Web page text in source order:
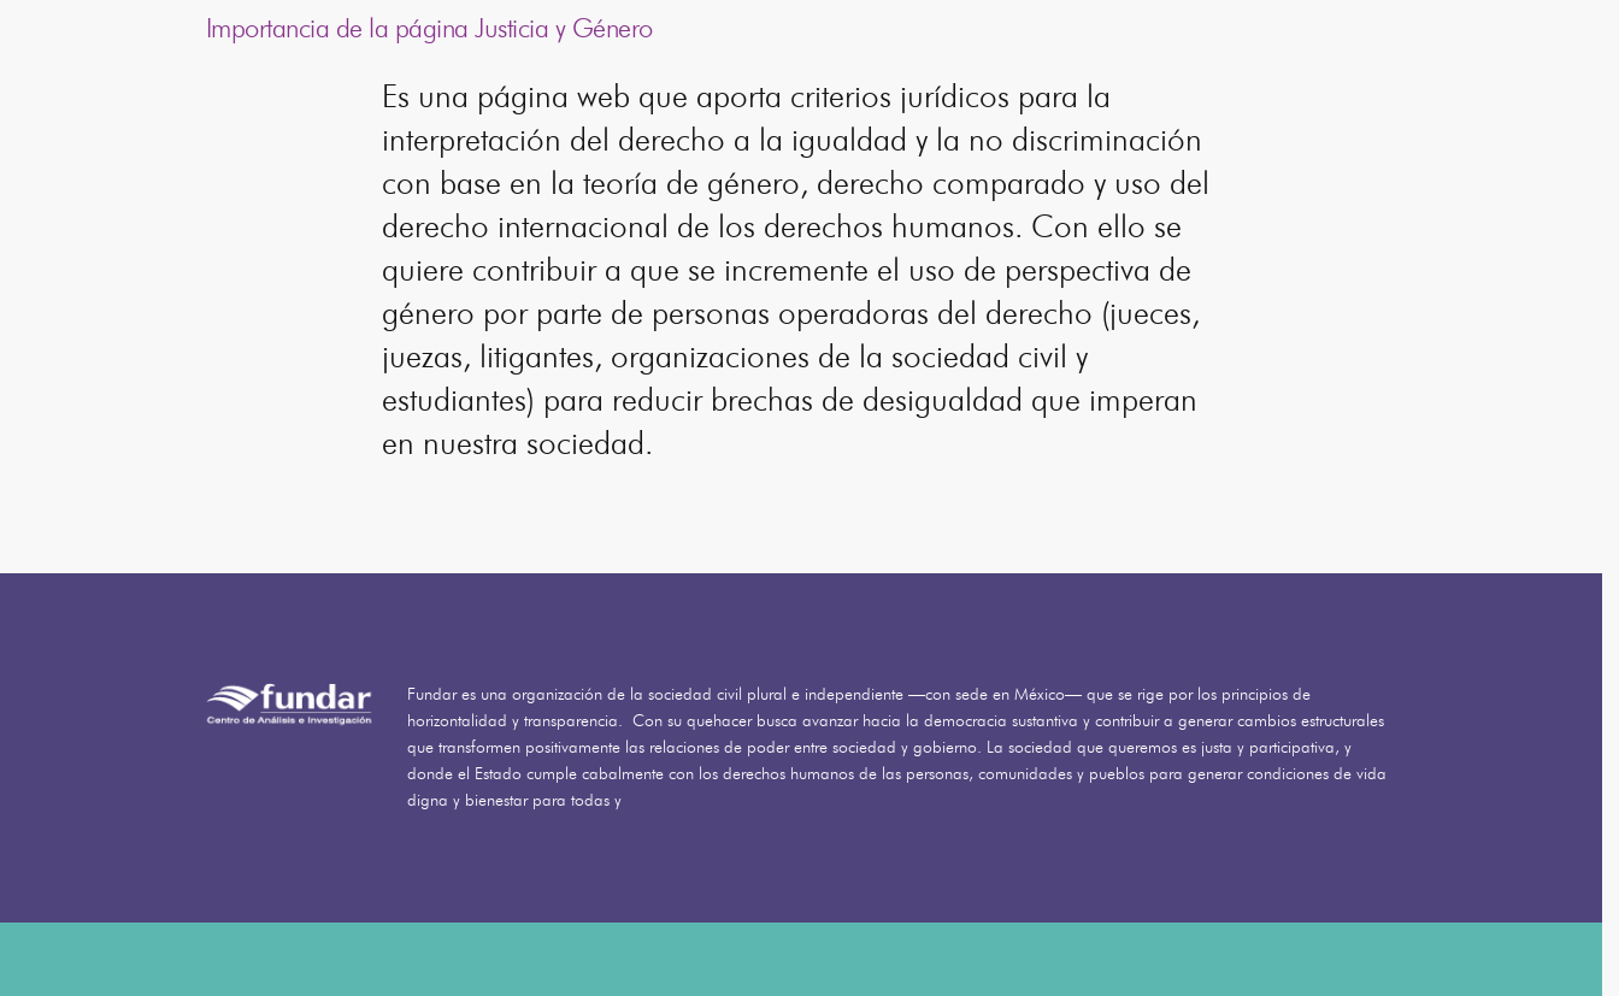
Importancia de la página Justicia y Género
Es una página web que aporta criterios jurídicos para la
interpretación del derecho a la igualdad y la no discriminación
con base en la teoría de género, derecho comparado y uso del
derecho internacional de los derechos humanos. Con ello se
quiere contribuir a que se incremente el uso de perspectiva de
género por parte de personas operadoras del derecho (jueces,
juezas, litigantes, organizaciones de la sociedad civil y
estudiantes) para reducir brechas de desigualdad que imperan
en nuestra sociedad.
Fundar es una organización de la sociedad civil plural e independiente —con sede en México— que se rige por los principios de
horizontalidad y transparencia. Con su quehacer busca avanzar hacia la democracia sustantiva y contribuir a generar cambios estructurales
que transformen positivamente las relaciones de poder entre sociedad y gobierno. La sociedad que queremos es justa y participativa, y
donde el Estado cumple cabalmente con los derechos humanos de las personas, comunidades y pueblos para generar condiciones de vida
digna y bienestar para todas y